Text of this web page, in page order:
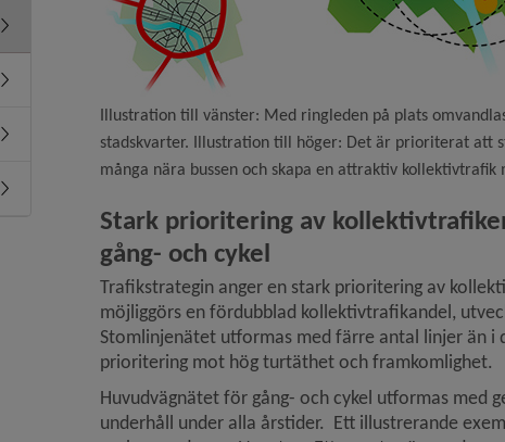
Undermeny för Detaljplaner och områdesbestämmelser
Undermeny för Stadsplanering och byggande
Undermeny för Hälsoskydd
Undermeny för Ras och skred
Illustration till vänster: Med ringleden på plats
stadskvarter. Illustration till höger: Det är prioriterat att
många nära bussen och skapa en attraktiv
Stark prioritering av
gång- och cykel
Trafikstrategin anger en stark prioritering av
möjliggörs en fördubblad kollektivtrafikandel,
Stomlinjenätet utformas med färre antal linjer än i
prioritering mot hög turtäthet och framkomlighet.
Huvudvägnätet för gång- och cykel utformas med
underhåll under alla årstider.  Ett illustrerande